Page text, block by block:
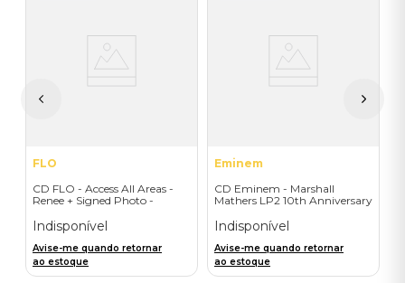
FLO
CD FLO - Access All Areas -
Renee + Signed Photo -
Indisponível
Avise-me quando retornar
ao estoque
Eminem
CD Eminem - Marshall
Mathers LP2 10th Anniversary
Indisponível
Avise-me quando retornar
ao estoque